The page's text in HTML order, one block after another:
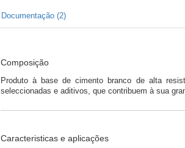
Documentação (2)
Composição
Produto à base de cimento branco de alta
seleccionadas e aditivos, que contribuem à sua
Caracteristicas e aplicações